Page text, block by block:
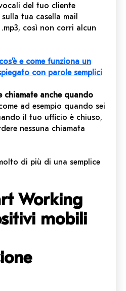
del tuo cliente
tua casella mail
così non corri alcun
e come funziona un
con parole semplici
chiamate anche quando
ad esempio quando sei
il tuo ufficio è chiuso,
nessuna chiamata
di più di una semplice
Working
mobili